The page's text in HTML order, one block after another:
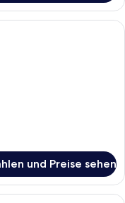
mit Bett,
und Preise sehen
mit zwei Betten,